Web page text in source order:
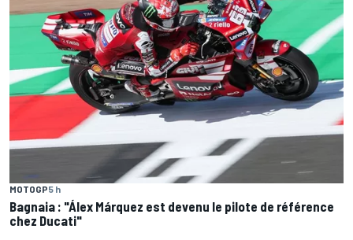
MOTOGP5 h
Bagnaia : "Álex Márquez est devenu le pilote de référence
chez Ducati"